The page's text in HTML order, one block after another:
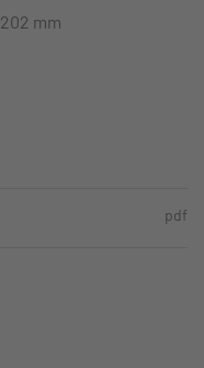
202 mm
pdf